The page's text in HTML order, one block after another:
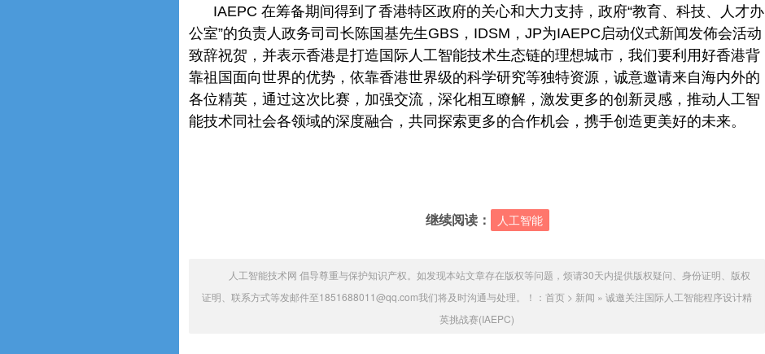
IAEPC 在筹备期间得到了香港特区政府的关心和大力支持，政府“教育、科技、人才办
公室”的负责人政务司司长陈国基先生GBS，IDSM，JP为IAEPC启动仪式新闻发佈会活动
致辞祝贺，并表示香港是打造国际人工智能技术生态链的理想城市，我们要利用好香港背
靠祖国面向世界的优势，依靠香港世界级的科学研究等独特资源，诚意邀请来自海内外的
各位精英，通过这次比赛，加强交流，深化相互瞭解，激发更多的创新灵感，推动人工智
能技术同社会各领域的深度融合，共同探索更多的合作机会，携手创造更美好的未来。
继续阅读： 人工智能
人工智能技术网 倡导尊重与保护知识产权。如发现本站文章存在版权等问题，烦请30天内提供版权疑问、身份证明、版权
证明、联系方式等发邮件至1851688011@qq.com我们将及时沟通与处理。！： 首页 > 新闻 » 诚邀关注国际人工智能程序设计精
英挑战赛(IAEPC)